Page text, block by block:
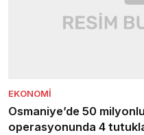
EKONOMI
Osmaniye’de 50
operasyonunda 4